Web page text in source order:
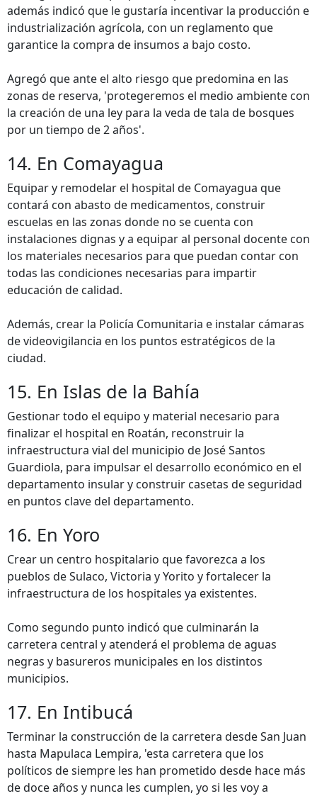
además indicó que le gustaría incentivar la producción e
industrialización agrícola, con un reglamento que
garantice la compra de insumos a bajo costo.
Agregó que ante el alto riesgo que predomina en las
zonas de reserva, 'protegeremos el medio ambiente con
la creación de una ley para la veda de tala de bosques
por un tiempo de 2 años'.
14. En Comayagua
Equipar y remodelar el hospital de Comayagua que
contará con abasto de medicamentos, construir
escuelas en las zonas donde no se cuenta con
instalaciones dignas y a equipar al personal docente con
los materiales necesarios para que puedan contar con
todas las condiciones necesarias para impartir
educación de calidad.
Además, crear la Policía Comunitaria e instalar cámaras
de videovigilancia en los puntos estratégicos de la
ciudad.
15. En Islas de la Bahía
Gestionar todo el equipo y material necesario para
finalizar el hospital en Roatán, reconstruir la
infraestructura vial del municipio de José Santos
Guardiola, para impulsar el desarrollo económico en el
departamento insular y construir casetas de seguridad
en puntos clave del departamento.
16. En Yoro
Crear un centro hospitalario que favorezca a los
pueblos de Sulaco, Victoria y Yorito y fortalecer la
infraestructura de los hospitales ya existentes.
Como segundo punto indicó que culminarán la
carretera central y atenderá el problema de aguas
negras y basureros municipales en los distintos
municipios.
17. En Intibucá
Terminar la construcción de la carretera desde San Juan
hasta Mapulaca Lempira, 'esta carretera que los
políticos de siempre les han prometido desde hace más
de doce años y nunca les cumplen, yo si les voy a